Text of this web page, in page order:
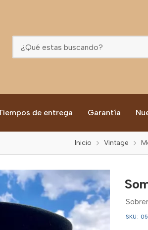
de entrega Garantía
Inicio Vintage
SKU: